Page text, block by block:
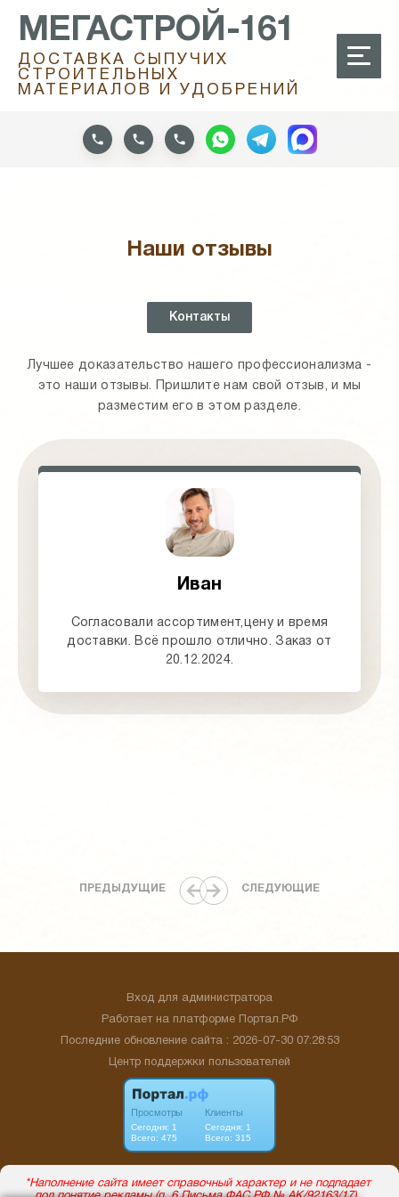
МЕГАСТРОЙ-161
ДОСТАВКА СЫПУЧИХ
СТРОИТЕЛЬНЫХ
МАТЕРИАЛОВ И УДОБРЕНИЙ
Наши отзывы
Контакты
Лучшее доказательство нашего профессионализма -
это наши отзывы. Пришлите нам свой отзыв, и мы
разместим его в этом разделе.
Иван
Согласовали ассортимент,цену и время
доставки. Всё прошло отлично. Заказ от
20.12.2024.
ПРЕДЫДУЩИЕ СЛЕДУЮЩИЕ
Вход для администратора
Работает на платформе
Портал.РФ
Последние обновление сайта : 2026-07-30 07:28:53
Центр поддержки пользователей